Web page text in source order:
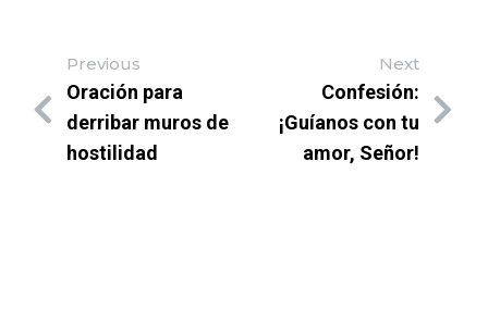
Previous
Oración para
derribar muros de
hostilidad
Next
Confesión:
¡Guíanos con tu
amor, Señor!